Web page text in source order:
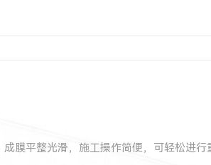
膜平整光滑，施工操作简便，可轻松进行